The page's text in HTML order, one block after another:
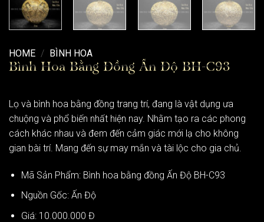
HOME / BÌNH HOA
Bình Hoa Bằng Đồng Ấn Độ BH-C93
Lọ và bình hoa bằng đồng trang trí, đang là vật dụng ưa
chuộng và phổ biến nhất hiện nay. Nhằm tạo ra các phong
cách khác nhau và đem đến cảm giác mới lạ cho không
gian bài trí. Mang đến sự may mắn và tài lộc cho gia chủ.
Mã Sản Phẩm: Bình hoa bằng đồng Ấn Độ BH-C93
Nguồn Gốc: Ấn Độ
Giá: 10.000.000 Đ